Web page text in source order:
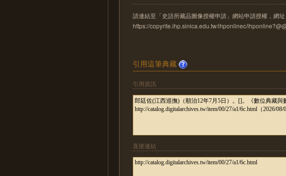
請連結至「史語所藏品圖像授權申請」網站申請授權，網址
https://copyrite.ihp.sinica.edu.tw/ihponlinec/
引用這筆典藏
引用資訊
直接連結